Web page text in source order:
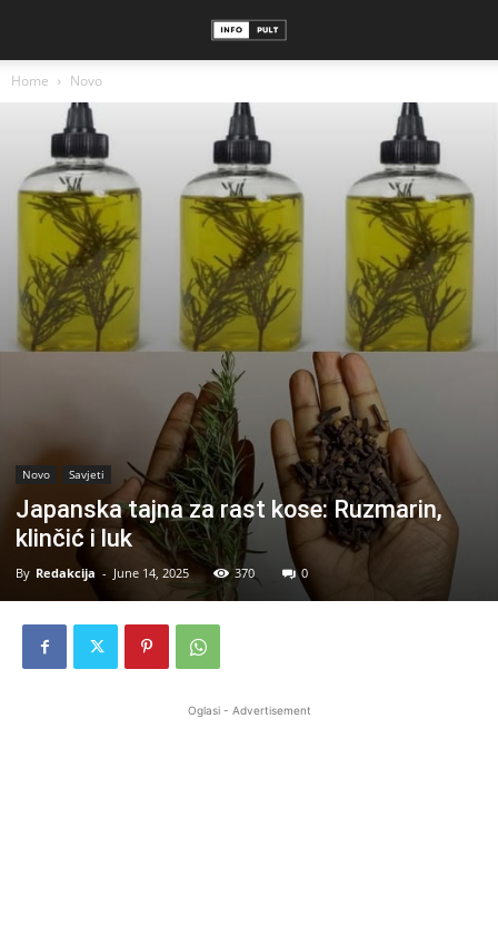
Home Novo
Novo Savjeti
Japanska tajna za rast kose: Ruzmarin,
klinčić i luk
By Redakcija - June 14, 2025 370 0
Oglasi - Advertisement